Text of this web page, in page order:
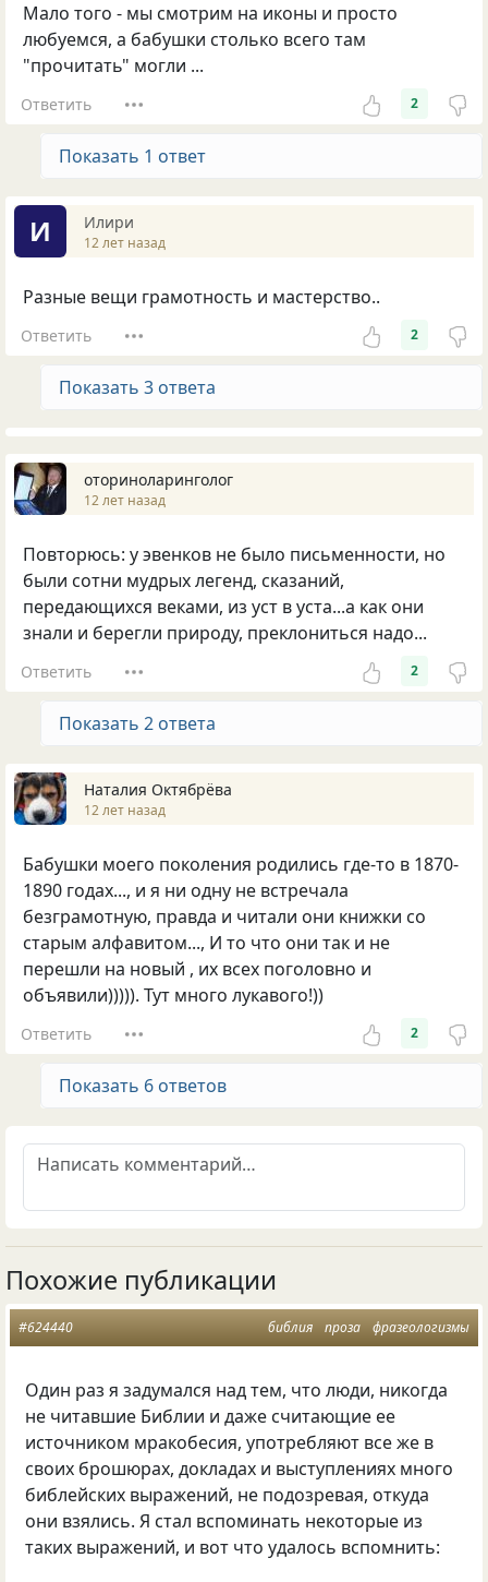
Мало того - мы смотрим на иконы и просто
любуемся, а бабушки столько всего там
"прочитать" могли ...
Ответить 2
Показать 1 ответ
И Илири
12 лет назад
Разные вещи грамотность и мастерство..
Ответить 2
Показать 3 ответа
оториноларинголог
12 лет назад
Повторюсь: у эвенков не было письменности, но
были сотни мудрых легенд, сказаний,
передающихся веками, из уст в уста...а как они
знали и берегли природу, преклониться надо...
Ответить 2
Показать 2 ответа
Наталия Октябрёва
12 лет назад
Бабушки моего поколения родились где-то в 1870-
1890 годах..., и я ни одну не встречала
безграмотную, правда и читали они книжки со
старым алфавитом..., И то что они так и не
перешли на новый , их всех поголовно и
объявили))))). Тут много лукавого!))
Ответить 2
Показать 6 ответов
Похожие публикации
библия проза фразеологизмы
#624440
Один раз я задумался над тем, что люди, никогда
не читавшие Библии и даже считающие ее
источником мракобесия, употребляют все же в
своих брошюрах, докладах и выступлениях много
библейских выражений, не подозревая, откуда
они взялись. Я стал вспоминать некоторые из
таких выражений, и вот что удалось вспомнить: